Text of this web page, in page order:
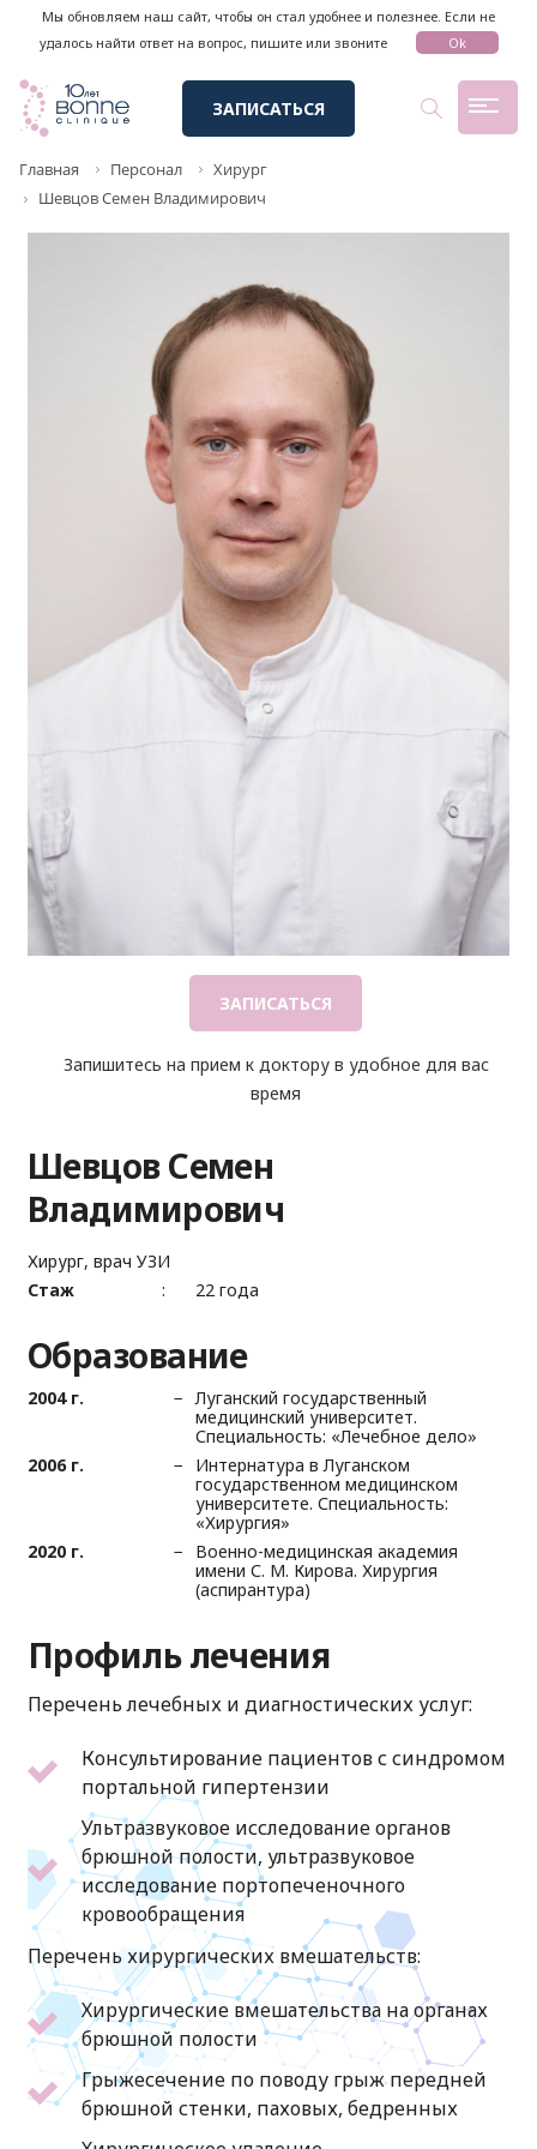
Мы обновляем наш сайт, чтобы он стал удобнее и полезнее. Если не
удалось найти ответ на вопрос, пишите или звоните
Ok
ЗАПИСАТЬСЯ
Главная Персонал
Хирург
Шевцов Семен Владимирович
ЗАПИСАТЬСЯ
Запишитесь на прием к доктору в удобное для вас
время
Шевцов Семен
Владимирович
Хирург, врач УЗИ
Стаж
22 года
Образование
2004 г.
Луганский государственный
медицинский университет.
Специальность: «Лечебное дело»
2006 г.
Интернатура в Луганском
государственном медицинском
университете. Специальность:
«Хирургия»
2020 г.
Военно-медицинская академия
имени С. М. Кирова. Хирургия
(аспирантура)
Профиль лечения
Перечень лечебных и диагностических услуг:
Консультирование пациентов с синдромом
портальной гипертензии
Ультразвуковое исследование органов
брюшной полости, ультразвуковое
исследование портопеченочного
кровообращения
Перечень хирургических вмешательств:
Хирургические вмешательства на органах
брюшной полости
Грыжесечение по поводу грыж передней
брюшной стенки, паховых, бедренных